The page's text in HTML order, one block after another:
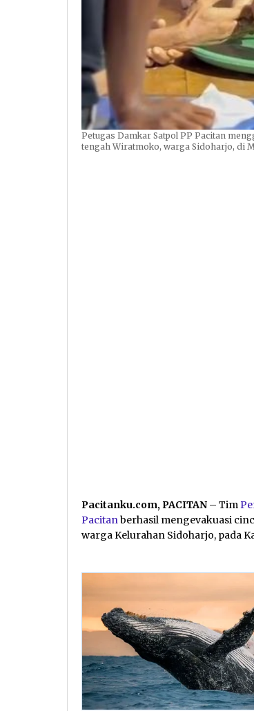
Petugas Damkar Satpol PP Pacitan
tengah Wiratmoko, warga Sidoharjo, di
Pacitanku.com, PACITAN – Tim
Pacitanberhasil mengevakuasi
warga Kelurahan Sidoharjo, pada